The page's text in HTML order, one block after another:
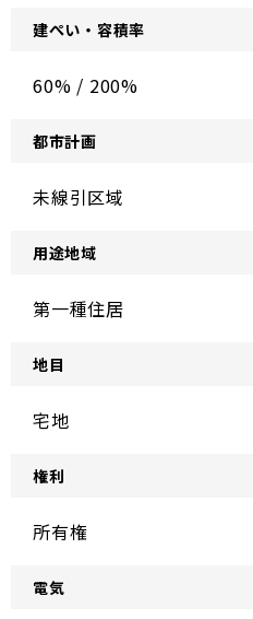
建ぺい・容積率
60% / 200%
都市計画
未線引区域
用途地域
第一種住居
地目
宅地
権利
所有権
電気